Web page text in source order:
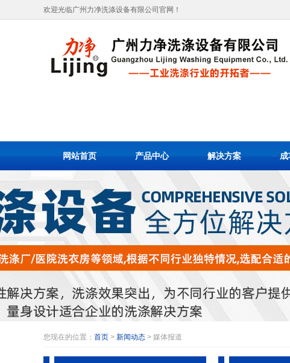
欢迎光临广州力净洗涤设备有限公司官网！
网站首页 产品中心 解决方案 成
您现在的位置： 首页 > 新闻动态 > 媒体报道